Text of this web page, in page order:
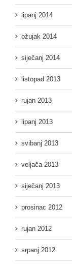
lipanj 2014
ožujak 2014
siječanj 2014
listopad 2013
rujan 2013
lipanj 2013
svibanj 2013
veljača 2013
siječanj 2013
prosinac 2012
rujan 2012
srpanj 2012